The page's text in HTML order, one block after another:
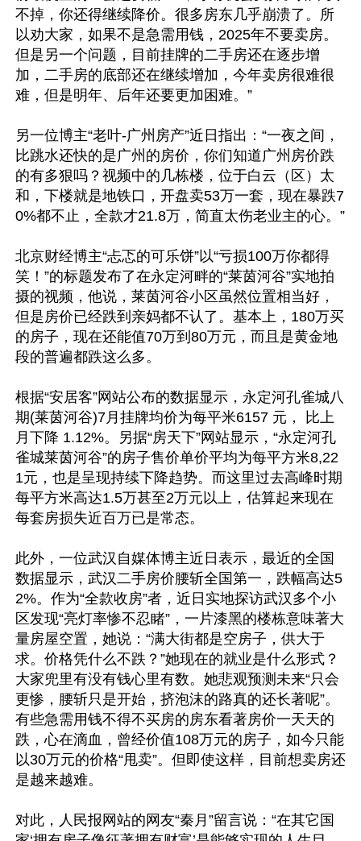
不掉，你还得继续降价。很多房东几乎崩溃了。所
以劝大家，如果不是急需用钱，2025年不要卖房。
但是另一个问题，目前挂牌的二手房还在逐步增
加，二手房的底部还在继续增加，今年卖房很难很
难，但是明年、后年还要更加困难。”
另一位博主“老叶-广州房产”近日指出：“一夜之间，
比跳水还快的是广州的房价，你们知道广州房价跌
的有多狠吗？视频中的几栋楼，位于白云（区）太
和，下楼就是地铁口，开盘卖53万一套，现在暴跌7
0%都不止，全款才21.8万，简直太伤老业主的心。”
北京财经博主“忐忑的可乐饼”以“亏损100万你都得
笑！”的标题发布了在永定河畔的“莱茵河谷”实地拍
摄的视频，他说，莱茵河谷小区虽然位置相当好，
但是房价已经跌到亲妈都不认了。基本上，180万买
的房子，现在还能值70万到80万元，而且是黄金地
段的普遍都跌这么多。
根据“安居客”网站公布的数据显示，永定河孔雀城八
期(莱茵河谷)7月挂牌均价为每平米6157 元， 比上
月下降 1.12%。另据“房天下”网站显示，“永定河孔
雀城莱茵河谷”的房子售价单价平均为每平方米8,22
1元，也是呈现持续下降趋势。而这里过去高峰时期
每平方米高达1.5万甚至2万元以上，估算起来现在
每套房损失近百万已是常态。
此外，一位武汉自媒体博主近日表示，最近的全国
数据显示，武汉二手房价腰斩全国第一，跌幅高达5
2%。作为“全款收房”者，近日实地探访武汉多个小
区发现“亮灯率惨不忍睹”，一片漆黑的楼栋意味著大
量房屋空置，她说：“满大街都是空房子，供大于
求。价格凭什么不跌？”她现在的就业是什么形式？
大家兜里有没有钱心里有数。她悲观预测未来“只会
更惨，腰斩只是开始，挤泡沫的路真的还长著呢”。
有些急需用钱不得不买房的房东看著房价一天天的
跌，心在滴血，曾经价值108万元的房子，如今只能
以30万元的价格“甩卖”。但即使这样，目前想卖房还
是越来越难。
对此，人民报网站的网友“秦月”留言说：“在其它国